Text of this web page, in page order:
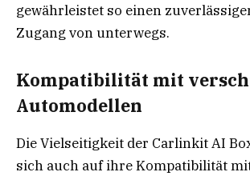
gewährleistet so einen
Zugang von unterwegs.
Kompatibilität mit
Automodellen
Die Vielseitigkeit der Carlinkit AI
sich auch auf ihre Kompatibilität